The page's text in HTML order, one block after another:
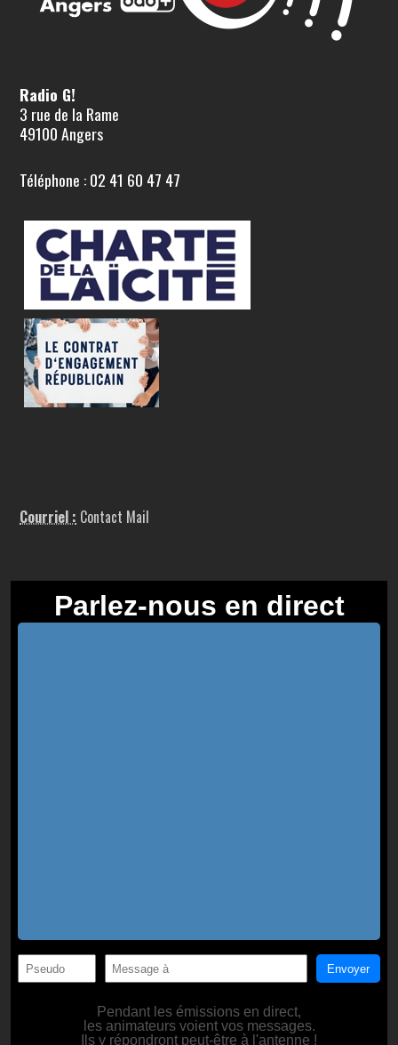
Radio G!
3 rue de la Rame
49100 Angers
Téléphone : 02 41 60 47 47
Courriel : Contact Mail